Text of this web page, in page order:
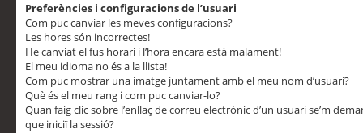
Preferències i configuracions de l’usuari
Com puc canviar les meves configuracions?
Les hores són incorrectes!
He canviat el fus horari i l’hora encara està malament!
El meu idioma no és a la llista!
Com puc mostrar una imatge juntament amb el meu nom d’usuari?
Què és el meu rang i com puc canviar-lo?
Quan faig clic sobre l’enllaç de correu electrònic d’un usuari se’m
que iniciï la sessió?